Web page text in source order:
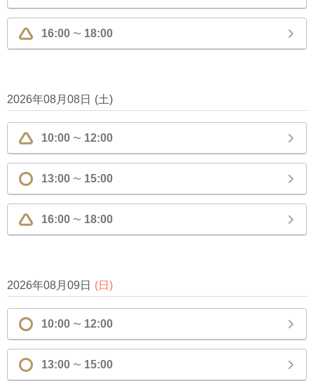
16:00 〜 18:00
2026年08月08日 (土)
10:00 〜 12:00
13:00 〜 15:00
16:00 〜 18:00
2026年08月09日 (日 )
10:00 〜 12:00
13:00 〜 15:00